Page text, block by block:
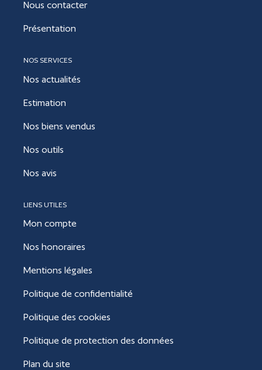
Nous contacter
Présentation
NOS SERVICES
Nos actualités
Estimation
Nos biens vendus
Nos outils
Nos avis
LIENS UTILES
Mon compte
Nos honoraires
Mentions légales
Politique de confidentialité
Politique des cookies
Politique de protection des données
Plan du site